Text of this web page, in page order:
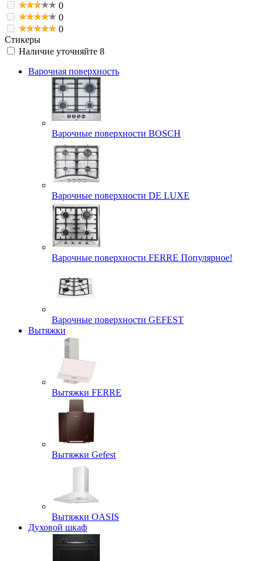
0
0
0
Стикеры
Наличие уточняйте 8
Варочная поверхность
Варочные поверхности BOSCH
Варочные поверхности DE LUXE
Варочные поверхности FERRE Популярное!
Варочные поверхности GEFEST
Вытяжки
Вытяжки FERRE
Вытяжки Gefest
Вытяжки OASIS
Духовой шкаф